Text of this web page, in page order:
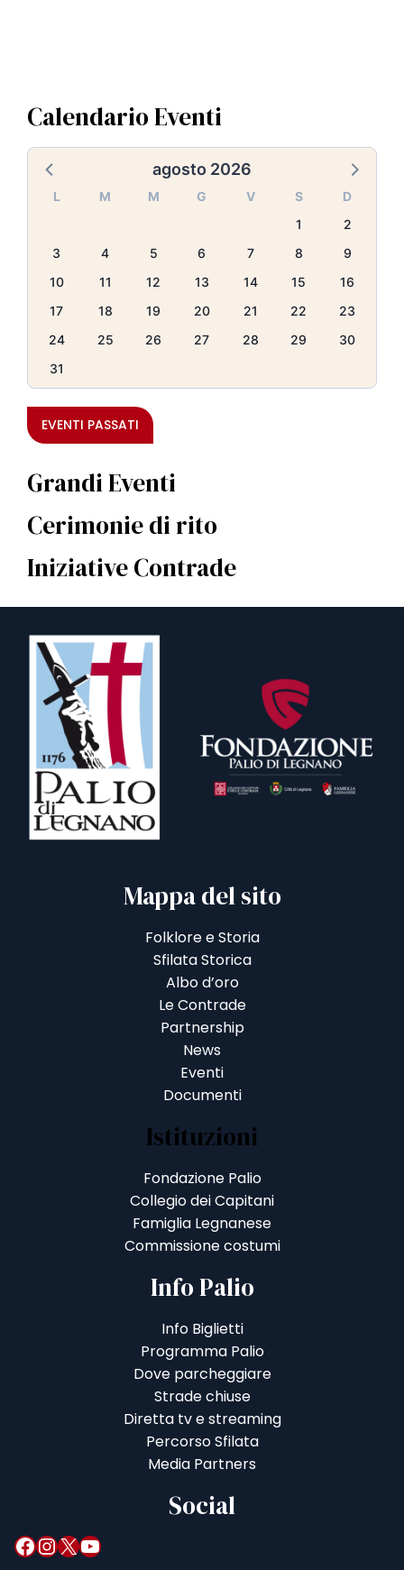
Calendario Eventi
agosto 2026
L M M G V S
D
1
2
3
4 5 6 7 8
9
10
11 12 13 14 15
16
17
18 19 20 21 22
23
24
25 26 27 28 29
30
31
EVENTI PASSATI
Grandi Eventi
Cerimonie di rito
Iniziative Contrade
Mappa del sito
Folklore e Storia
Sfilata Storica
Albo d’oro
Le Contrade
Partnership
News
Eventi
Documenti
Istituzioni
Fondazione Palio
Collegio dei Capitani
Famiglia Legnanese
Commissione costumi
Info Palio
Info Biglietti
Programma Palio
Dove parcheggiare
Strade chiuse
Diretta tv e streaming
Percorso Sfilata
Media Partners
Social
Facebook InstagramX YouTube